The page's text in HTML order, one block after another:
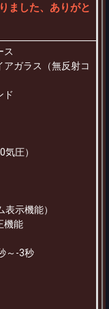
ました、ありがと
ス
ガラス（無反射コ
ド
圧）
示機能）
機能
～-3秒